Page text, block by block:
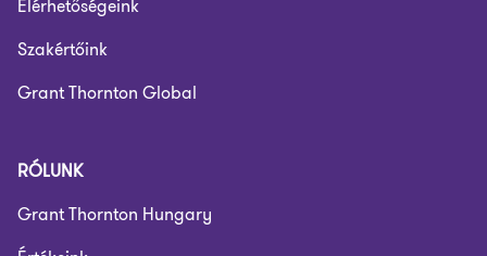
Elérhetőségeink
Szakértőink
Grant Thornton Global
RÓLUNK
Grant Thornton Hungary